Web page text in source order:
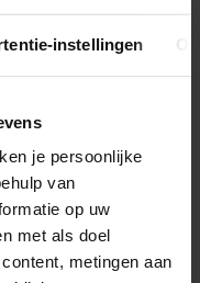
instellingen
je persoonlijke
van
op uw
met als doel
metingen aan